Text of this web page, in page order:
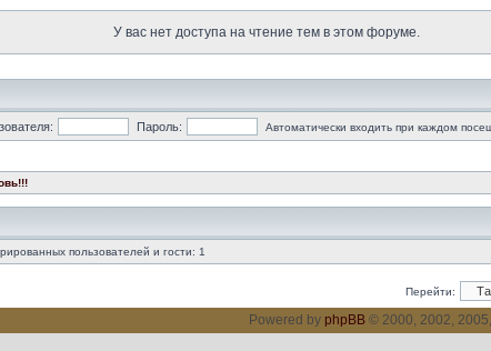
У вас нет доступа на чтение тем в этом форуме.
Пароль: Автоматически входить при каждом
пользователей и гости: 1
Перейти:
Powered by phpBB © 2000, 2002,